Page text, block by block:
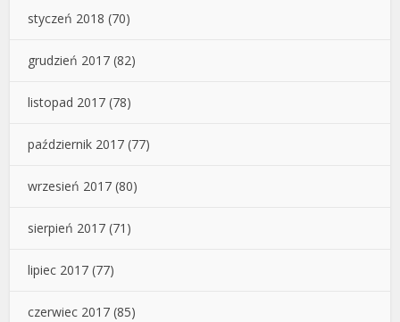
styczeń 2018 (70)
grudzień 2017 (82)
listopad 2017 (78)
październik 2017 (77)
wrzesień 2017 (80)
sierpień 2017 (71)
lipiec 2017 (77)
czerwiec 2017 (85)